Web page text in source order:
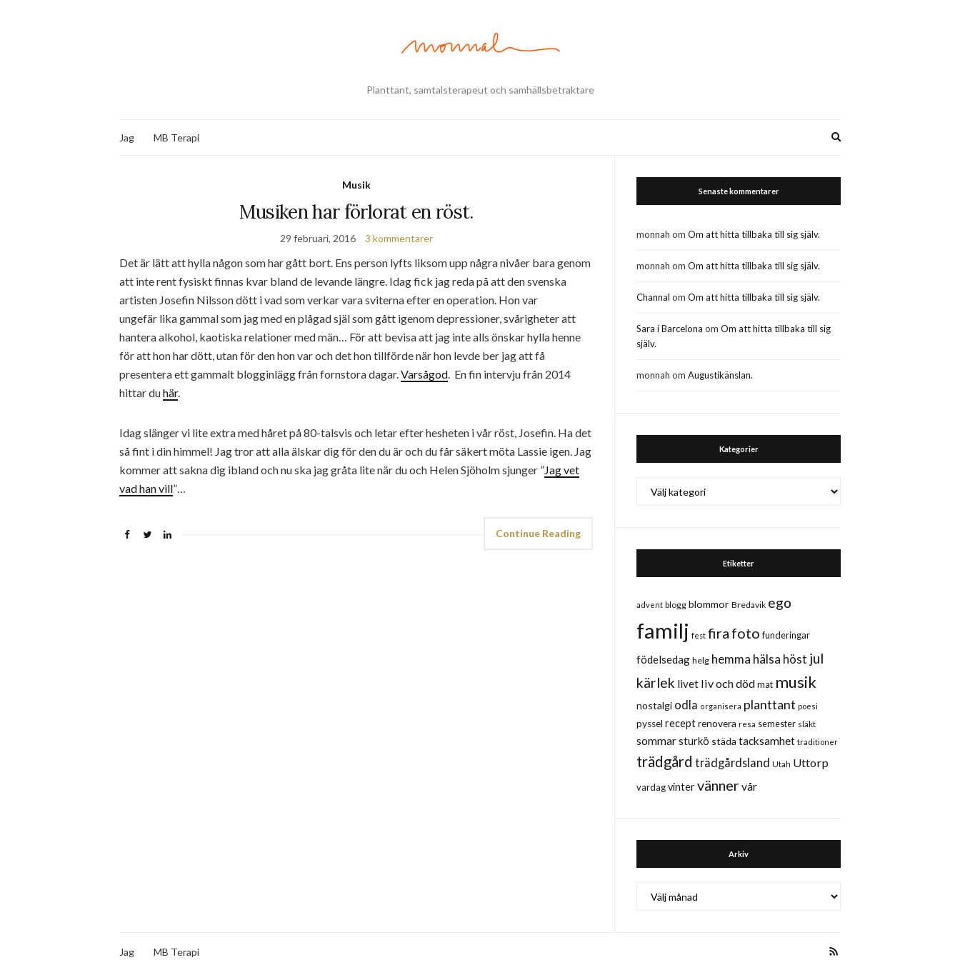
Planttant, samtalsterapeut och samhällsbetraktare
Jag MB Terapi
Musik
Musiken har förlorat en röst.
29 februari, 2016 3 kommentarer
Det är lätt att hylla någon som har gått bort. Ens person lyfts liksom upp några nivåer bara genom
att inte rent fysiskt finnas kvar bland de levande längre. Idag fick jag reda på att den svenska
artisten Josefin Nilsson dött i vad som verkar vara sviterna efter en operation. Hon var
ungefär lika gammal som jag med en plågad själ som gått igenom depressioner, svårigheter att
hantera alkohol, kaotiska relationer med män… För att bevisa att jag inte alls önskar hylla henne
för att hon har dött, utan för den hon var och det hon tillförde när hon levde ber jag att få
presentera ett gammalt blogginlägg från fornstora dagar.Varsågod. En fin intervju från 2014
hittar duhär.
Idag slänger vi lite extra med håret på 80-talsvis och letar efter hesheten i vår röst, Josefin. Ha det
så fint i din himmel! Jag tror att alla älskar dig för den du är och du får säkert möta Lassie igen. Jag
kommer att sakna dig ibland och nu ska jag gråta lite när du och Helen Sjöholm sjunger ”Jag vet
vad han vill”…
Continue Reading
Senaste kommentarer
monnah omOm att hitta tillbaka till sig själv.
monnah omOm att hitta tillbaka till sig själv.
Channal omOm att hitta tillbaka till sig själv.
Sara i Barcelona omOm att hitta tillbaka till sig
själv.
monnah omAugustikänslan.
Kategorier
Etiketter
advent blogg blommor Bredavik ego
familj fest fira foto funderingar
födelsedag helg hemma hälsa höst jul
kärlek livet liv och död mat musik
nostalgi odla organisera planttant poesi
pyssel receptrenovera resa semester släkt
sommarsturkö städa tacksamhet traditioner
trädgård trädgårdsland Utah Uttorp
vardag vintervänner vår
Arkiv
Jag MB Terapi